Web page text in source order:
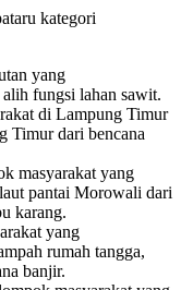
kategori
yang
fungsi lahan sawit.
di Lampung Timur
Timur dari bencana
masyarakat yang
pantai Morowali dari
karang.
yang
rumah tangga,
banjir.